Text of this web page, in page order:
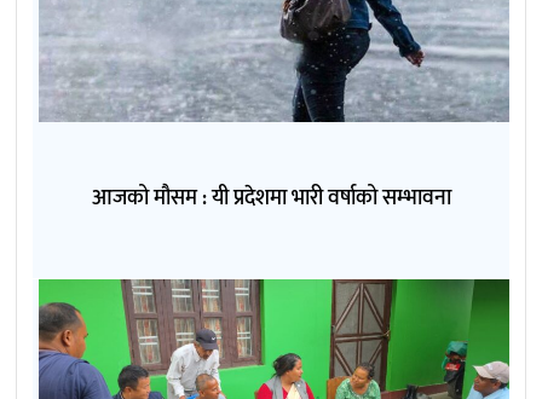
आजको मौसम : यी प्रदेशमा भारी वर्षाको सम्भावना